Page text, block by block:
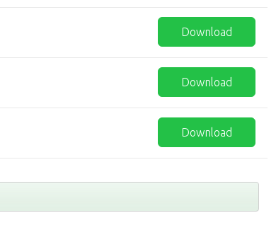
Download
Download
Download